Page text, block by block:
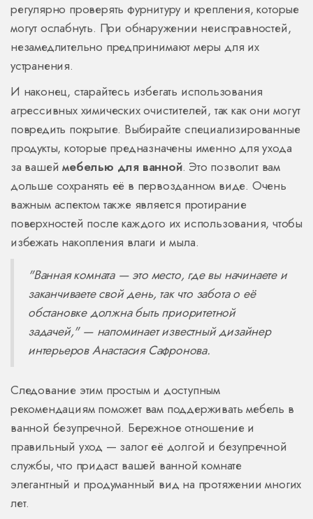
регулярно проверять фурнитуру и крепления, которые
могут ослабнуть. При обнаружении неисправностей,
незамедлительно предпринимают меры для их
устранения.
И наконец, старайтесь избегать использования
агрессивных химических очистителей, так как они могут
повредить покрытие. Выбирайте специализированные
продукты, которые предназначены именно для ухода
за вашеймебелью для ванной. Это позволит вам
дольше сохранять её в первозданном виде. Очень
важным аспектом также является протирание
поверхностей после каждого их использования, чтобы
избежать накопления влаги и мыла.
"Ванная комната — это место, где вы начинаете и
заканчиваете свой день, так что забота о её
обстановке должна быть приоритетной
задачей," — напоминает известный дизайнер
интерьеров Анастасия Сафронова.
Следование этим простым и доступным
рекомендациям поможет вам поддерживать мебель в
ванной безупречной. Бережное отношение и
правильный уход — залог её долгой и безупречной
службы, что придаст вашей ванной комнате
элегантный и продуманный вид на протяжении многих
лет.